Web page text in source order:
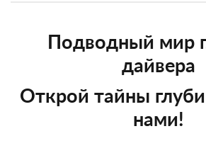
Подводный мир
дайвера
Открой тайны
нами!